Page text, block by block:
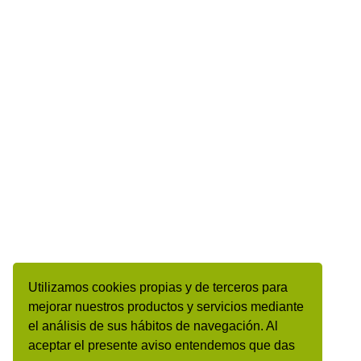
Utilizamos cookies propias y de terceros para
mejorar nuestros productos y servicios mediante
el análisis de sus hábitos de navegación. Al
aceptar el presente aviso entendemos que das